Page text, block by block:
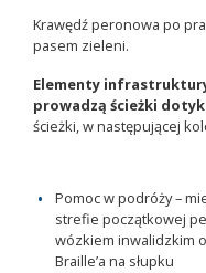
Krawędź peronowa po
pasem zieleni.
Elementy
prowadzą ścieżki
ścieżki, w następującej
Pomoc w podróży –
strefie początkowej
wózkiem inwalidzkim
Braille’a na słupku